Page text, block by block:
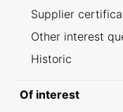
Supplier
Other interest
Historic
Of interest